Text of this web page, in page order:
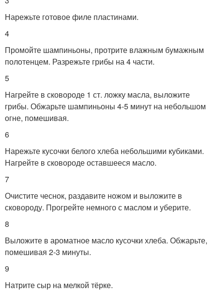
Нарежьте готовое филе пластинами.
4
Промойте шампиньоны, протрите влажным бумажным
полотенцем. Разрежьте грибы на 4 части.
5
Нагрейте в сковороде 1 ст. ложку масла, выложите
грибы. Обжарьте шампиньоны 4-5 минут на небольшом
огне, помешивая.
6
Нарежьте кусочки белого хлеба небольшими кубиками.
Нагрейте в сковороде оставшееся масло.
7
Очистите чеснок, раздавите ножом и выложите в
сковороду. Прогрейте немного с маслом и уберите.
8
Выложите в ароматное масло кусочки хлеба. Обжарьте,
помешивая 2-3 минуты.
9
Натрите сыр на мелкой тёрке.